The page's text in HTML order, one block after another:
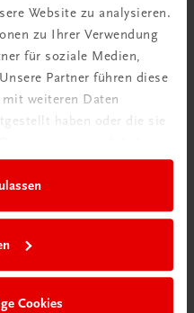
Website zu analysieren.
zu Ihrer Verwendung
für soziale Medien,
Partner führen diese
weiteren Daten
haben oder die sie
Cookies
vegane Küche